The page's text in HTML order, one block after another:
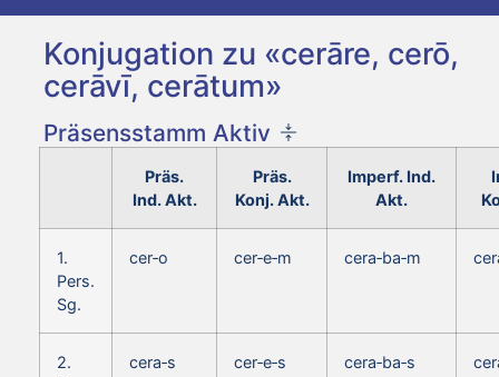
Konjugation zu «cerāre, cerō,
cerāvī, cerātum»
Präsensstamm Aktiv
Präs.
Ind. Akt.
Präs.
Konj. Akt.
Imperf. Ind.
Akt.
1.
Pers.
Sg.
cer‑o cer‑e‑m cera‑ba‑m
2.
cera‑s cer‑e‑s cera‑ba‑s